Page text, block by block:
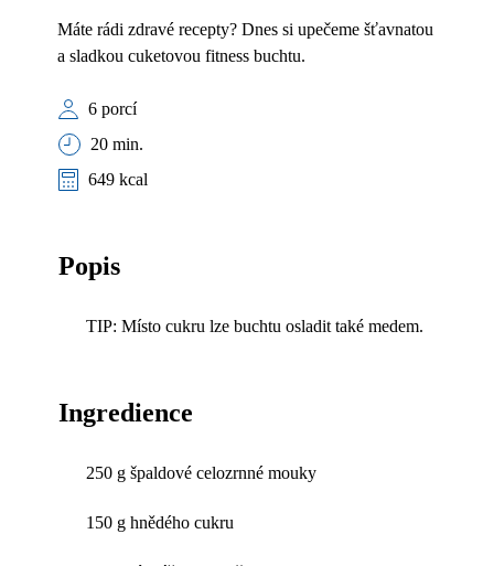
Máte rádi zdravé recepty? Dnes si upečeme šťavnatou
a sladkou cuketovou fitness buchtu.
6 porcí
20 min.
649 kcal
Popis
TIP: Místo cukru lze buchtu osladit také medem.
Ingredience
250 g špaldové celozrnné mouky
150 g hnědého cukru